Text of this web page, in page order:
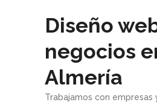
Diseño
negocios
Almería
Trabajamos con empresas